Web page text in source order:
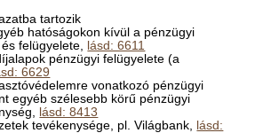
tartozik
hatóságokon kívül a pénzügyi
felügyelete, lásd: 6611
pénzügyi felügyelete (a
6629
vonatkozó pénzügyi
egyéb szélesebb körű pénzügyi
lásd: 8413
tevékenysége, pl. Világbank, lásd: